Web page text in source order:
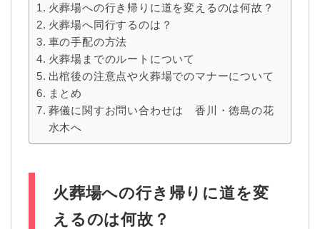
火葬場への行き帰りに道を変えるのは何故？
火葬場へ同行するのは？
車の手配の方法
火葬場までのルートについて
出棺後の注意点や火葬場でのマナーについて
まとめ
葬儀に関すお問い合わせは 香川・徳島の花
水木へ
火葬場への行き帰りに道を変
えるのは何故？